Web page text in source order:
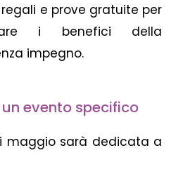
e prove gratuite per
i benefici della
impegno.
evento specifico
maggio sarà dedicata a